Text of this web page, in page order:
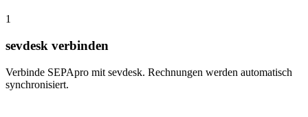
1
sevdesk verbinden
Verbinde SEPApro mit sevdesk. Rechnungen werden automatisch
synchronisiert.